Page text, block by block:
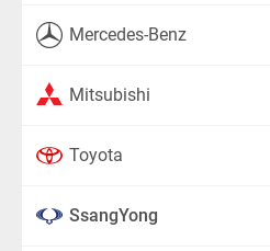
Mercedes-Benz
Mitsubishi
Toyota
SsangYong